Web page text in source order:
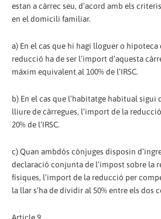
estan a càrrec seu, d’acord amb els
en el domicili familiar.
a) En el cas que hi hagi lloguer o
reducció ha de ser l’import d’aquesta
màxim equivalent al 100% de l’IRSC.
b) En el cas que l’habitatge habitual
lliure de càrregues, l’import de la
20% de l’IRSC.
c) Quan ambdós cònjuges disposin
declaració conjunta de l’impost sobre la
físiques, l’import de la reducció per
la llar s’ha de dividir al 50% entre els dos